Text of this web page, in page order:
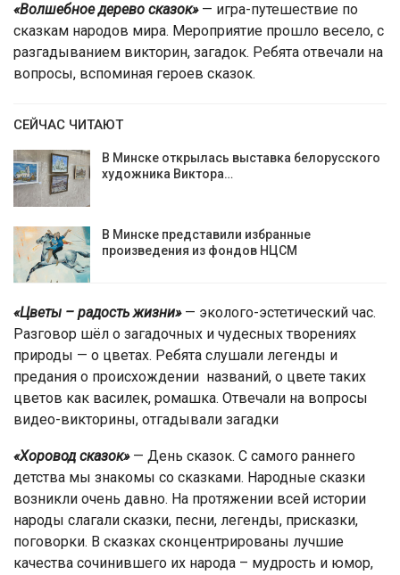
«Волшебное дерево сказок»— игра-путешествие по
сказкам народов мира. Мероприятие прошло весело, с
разгадыванием викторин, загадок. Ребята отвечали на
вопросы, вспоминая героев сказок.
СЕЙЧАС ЧИТАЮТ
В Минске открылась выставка белорусского
художника Виктора…
В Минске представили избранные
произведения из фондов НЦСМ
«Цветы – радость жизни»— эколого-эстетический час.
Разговор шёл о загадочных и чудесных творениях
природы — о цветах. Ребята слушали легенды и
предания о происхождении названий, о цвете таких
цветов как василек, ромашка. Отвечали на вопросы
видео-викторины, отгадывали загадки
«Хоровод сказок»— День сказок. С самого раннего
детства мы знакомы со сказками. Народные сказки
возникли очень давно. На протяжении всей истории
народы слагали сказки, песни, легенды, присказки,
поговорки. В сказках сконцентрированы лучшие
качества сочинившего их народа – мудрость и юмор,